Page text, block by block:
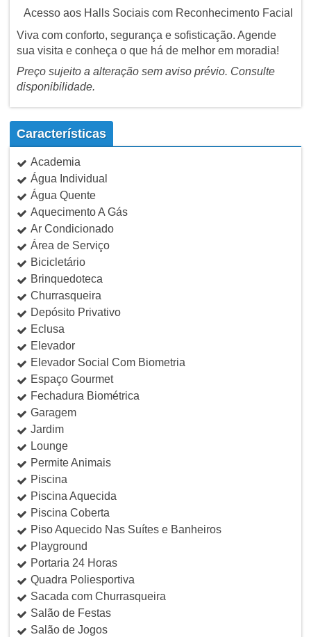
Acesso aos Halls Sociais com Reconhecimento Facial
Viva com conforto, segurança e sofisticação. Agende
sua visita e conheça o que há de melhor em moradia!
Preço sujeito a alteração sem aviso prévio. Consulte
disponibilidade.
Características
Academia
Água Individual
Água Quente
Aquecimento A Gás
Ar Condicionado
Área de Serviço
Bicicletário
Brinquedoteca
Churrasqueira
Depósito Privativo
Eclusa
Elevador
Elevador Social Com Biometria
Espaço Gourmet
Fechadura Biométrica
Garagem
Jardim
Lounge
Permite Animais
Piscina
Piscina Aquecida
Piscina Coberta
Piso Aquecido Nas Suítes e Banheiros
Playground
Portaria 24 Horas
Quadra Poliesportiva
Sacada com Churrasqueira
Salão de Festas
Salão de Jogos